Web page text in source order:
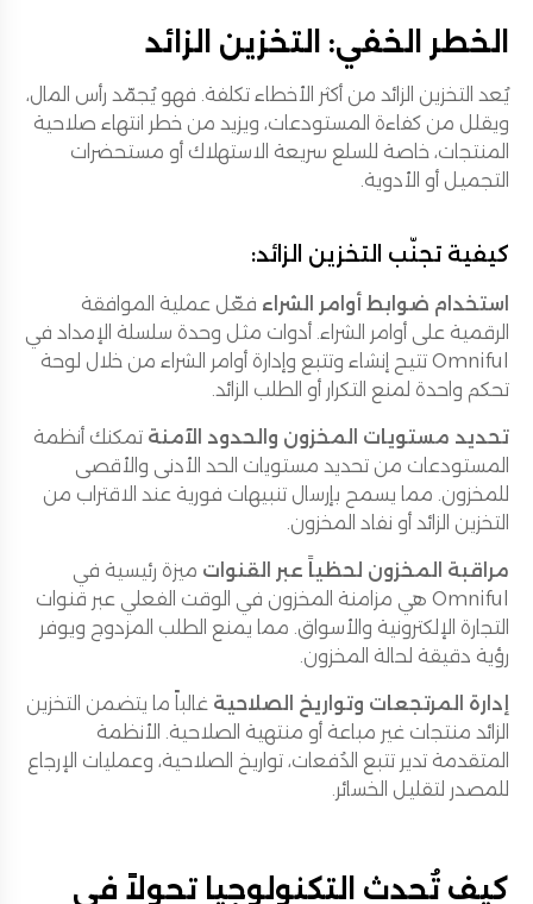
الخطر الخفي: التخزين الزائد
يُعد التخزين الزائد من أكثر الأخطاء تكلفة. فهو يُجمّد رأس المال،
ويقلل من كفاءة المستودعات، ويزيد من خطر انتهاء صلاحية
المنتجات، خاصة للسلع سريعة الاستهلاك أو مستحضرات
التجميل أو الأدوية.
كيفية تجنّب التخزين الزائد:
استخدام ضوابط أوامر الشراء فعّل عملية الموافقة
الرقمية على أوامر الشراء. أدوات مثل وحدة سلسلة الإمداد في
Omniful تتيح إنشاء وتتبع وإدارة أوامر الشراء من خلال لوحة
تحكم واحدة لمنع التكرار أو الطلب الزائد.
تحديد مستويات المخزون والحدود الآمنة تمكنك أنظمة
المستودعات من تحديد مستويات الحد الأدنى والأقصى
للمخزون. مما يسمح بإرسال تنبيهات فورية عند الاقتراب من
التخزين الزائد أو نفاد المخزون.
مراقبة المخزون لحظياً عبر القنوات ميزة رئيسية في
Omniful هي مزامنة المخزون في الوقت الفعلي عبر قنوات
التجارة الإلكترونية والأسواق. مما يمنع الطلب المزدوج ويوفر
رؤية دقيقة لحالة المخزون.
إدارة المرتجعات وتواريخ الصلاحية غالباً ما يتضمن التخزين
الزائد منتجات غير مباعة أو منتهية الصلاحية. الأنظمة
المتقدمة تدير تتبع الدُفعات، تواريخ الصلاحية، وعمليات الإرجاع
للمصدر لتقليل الخسائر.
كيف تُحدث التكنولوجيا تحولاً في